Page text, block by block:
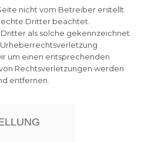
nicht vom Betreiber erstellt
Dritter beachtet.
als solche gekennzeichnet.
um einen entsprechenden
Rechtsverletzungen werden
entfernen.